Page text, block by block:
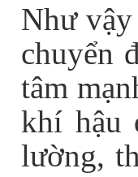
Như
chuyển
tâm
khí hậu
lường,